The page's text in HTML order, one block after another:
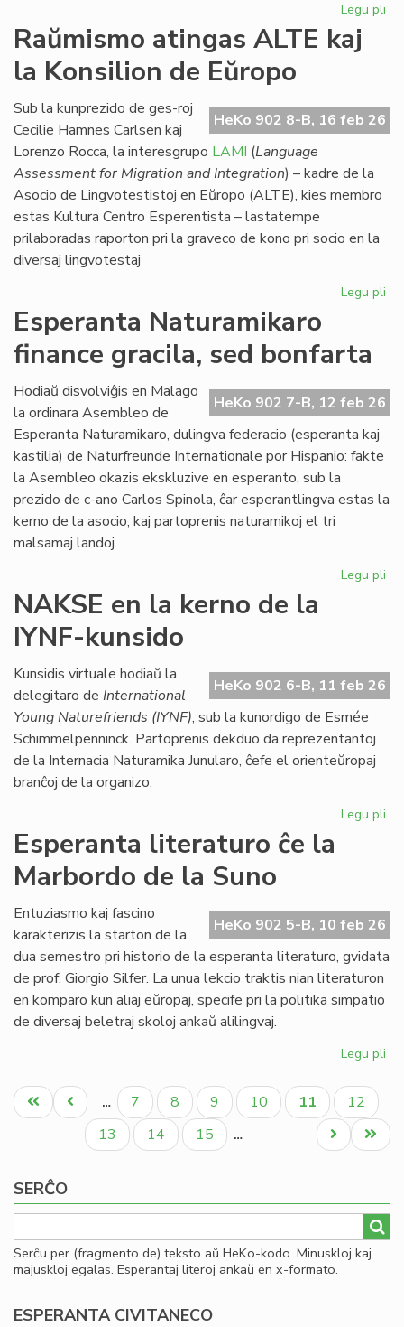
Legu pli
Raŭmismo atingas ALTE kaj
la Konsilion de Eŭropo
HeKo 902 8-B, 16 feb 26
Sub la kunprezido de ges-roj
Cecilie Hamnes Carlsen kaj
Lorenzo Rocca, la interesgrupo LAMI (Language
Assessment for Migration and Integration) – kadre de la
Asocio de Lingvotestistoj en Eŭropo (ALTE), kies membro
estas Kultura Centro Esperentista – lastatempe
prilaboradas raporton pri la graveco de kono pri socio en la
diversaj lingvotestaj
Legu pli
la
Esperanta Naturamikaro
finance gracila, sed bonfarta
HeKo 902 7-B, 12 feb 26
Hodiaŭ disvolviĝis en Malago
la ordinara Asembleo de
Esperanta Naturamikaro, dulingva federacio (esperanta kaj
kastilia) de Naturfreunde Internationale por Hispanio: fakte
la Asembleo okazis ekskluzive en esperanto, sub la
prezido de c-ano Carlos Spinola, ĉar esperantlingva estas la
kerno de la asocio, kaj partoprenis naturamikoj el tri
malsamaj landoj.
Legu pli
NAKSE en la kerno de la
IYNF-kunsido
HeKo 902 6-B, 11 feb 26
Kunsidis virtuale hodiaŭ la
delegitaro de International
Young Naturefriends (IYNF), sub la kunordigo de Esmée
Schimmelpenninck. Partoprenis dekduo da reprezentantoj
de la Internacia Naturamika Junularo, ĉefe el orienteŭropaj
branĉoj de la organizo.
Legu pli
de
Esperanta literaturo ĉe la
Marbordo de la Suno
HeKo 902 5-B, 10 feb 26
Entuziasmo kaj fascino
karakterizis la starton de la
dua semestro pri historio de la esperanta literaturo, gvidata
de prof. Giorgio Silfer. La unua lekcio traktis nian literaturon
en komparo kun aliaj eŭropaj, specife pri la politika simpatio
de diversaj beletraj skoloj ankaŭ alilingvaj.
Legu pli
la
Pagination
Unua
paĝo
Antaŭa
paĝo
… Paĝo
7 Paĝo
8 Paĝo
9 Paĝo
10
Aktuala
paĝo
11 Paĝo
12
Paĝo
13 Paĝo
14 Paĝo
15 …
Last
page
Next
page
SERĈO
Serĉu per (fragmento de) teksto aŭ HeKo-kodo. Minuskloj kaj
majuskloj egalas. Esperantaj literoj ankaŭ en x-formato.
ESPERANTA CIVITANECO